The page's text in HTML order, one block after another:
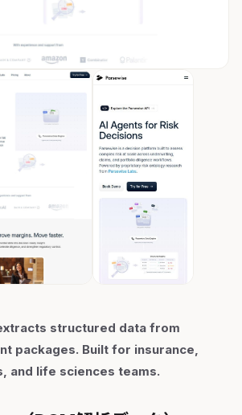
structured data from
packages. Built for insurance,
and life sciences teams.